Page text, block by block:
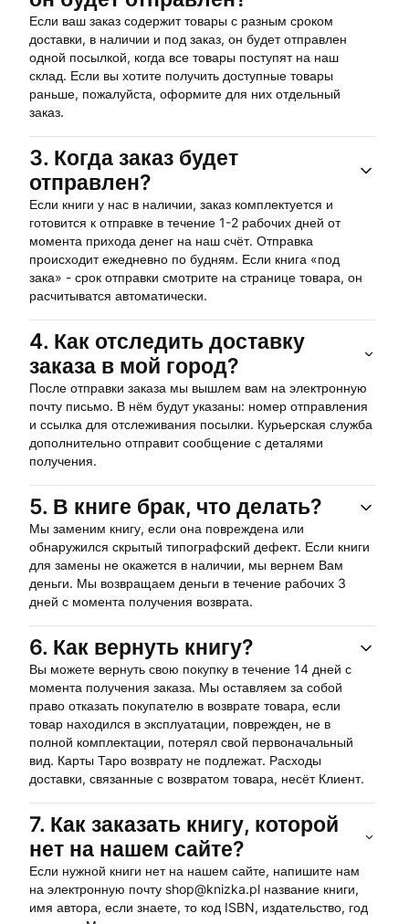
Если ваш заказ содержит товары с разным сроком
доставки, в наличии и под заказ, он будет отправлен
одной посылкой, когда все товары поступят на наш
склад. Если вы хотите получить доступные товары
раньше, пожалуйста, оформите для них отдельный
заказ.
3. Когда заказ будет
отправлен?
Если книги у нас в наличии, заказ комплектуется и
готовится к отправке в течение 1-2 рабочих дней от
момента прихода денег на наш счёт. Отправка
происходит ежедневно по будням. Если книга «под
зака» - срок отправки смотрите на странице товара, он
расчитыватся автоматически.
4. Как отследить доставку
заказа в мой город?
После отправки заказа мы вышлем вам на электронную
почту письмо. В нём будут указаны: номер отправления
и ссылка для отслеживания посылки. Курьерская служба
дополнительно отправит сообщение с деталями
получения.
5. В книге брак, что делать?
Мы заменим книгу, если она повреждена или
обнаружился скрытый типографский дефект. Если книги
для замены не окажется в наличии, мы вернем Вам
деньги. Мы возвращаем деньги в течение рабочих 3
дней с момента получения возврата.
6. Как вернуть книгу?
Вы можете вернуть свою покупку в течение 14 дней с
момента получения заказа. Мы оставляем за собой
право отказать покупателю в возврате товара, если
товар находился в эксплуатации, поврежден, не в
полной комплектации, потерял свой первоначальный
вид. Карты Таро возврату не подлежат. Расходы
доставки, связанные с возвратом товара, несёт Клиент.
7. Как заказать книгу, которой
нет на нашем сайте?
Если нужной книги нет на нашем сайте, напишите нам
на электронную почту shop@knizka.pl название книги,
имя автора, если знаете, то код ISBN, издательство, год